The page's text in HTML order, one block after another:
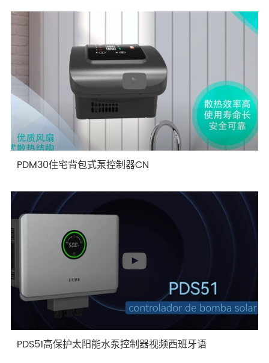
PDM30住宅背包式泵控制器CN
PDS51高保护太阳能水泵控制器视频西班牙语